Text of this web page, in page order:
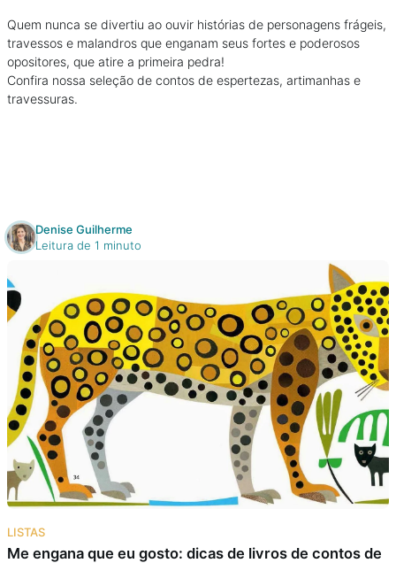
Colunas
Conteúdos
E-Books
Podcast
Assine
Taba na Escola
Quem nunca se divertiu ao ouvir histórias de personagens frágeis,
travessos e malandros que enganam seus fortes e poderosos
opositores, que atire a primeira pedra!
Confira nossa seleção de contos de espertezas, artimanhas e
travessuras.
Denise Guilherme
Leitura de 1 minuto
LISTAS
Me engana que eu gosto: dicas de livros de contos de